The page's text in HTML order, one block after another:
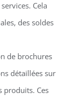
Cela
des soldes
de brochures
détaillées sur
produits. Ces